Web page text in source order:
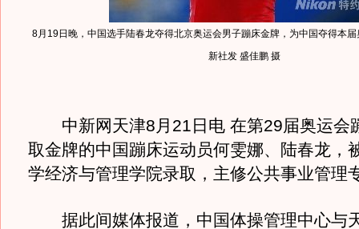
8月19日晚，中国选手陆春龙夺得北京奥运会男子蹦床金牌，为中国夺得本
新社发 盛佳鹏 摄
中新网天津8月21日电 在第29届奥运会
取金牌的中国蹦床运动员何雯娜、陆春龙，
学经济与管理学院录取，主修公共事业管理
据此间媒体报道，中国体操管理中心与